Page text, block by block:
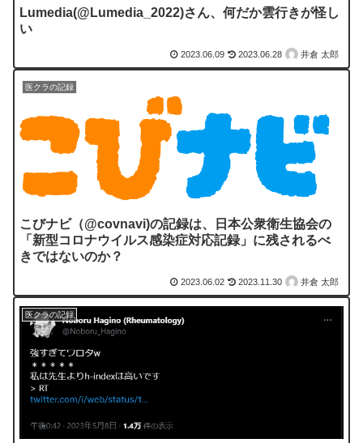
Lumedia(@Lumedia_2022)さん、何だか雲行きが怪し
い
2023.06.09 2023.06.28 井倉 太郎
医クラの記録
こびナビ（@covnavi)の記録は、日本公衆衛生協会の
「新型コロナウイルス感染症対応記録」に残されるべ
きではないのか？
2023.06.02 2023.11.30 井倉 太郎
医クラの記録